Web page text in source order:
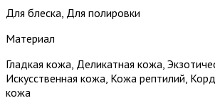
Для блеска, Для полировки
Материал
Гладкая кожа, Деликатная кожа,
Искусственная кожа, Кожа рептилий,
кожа